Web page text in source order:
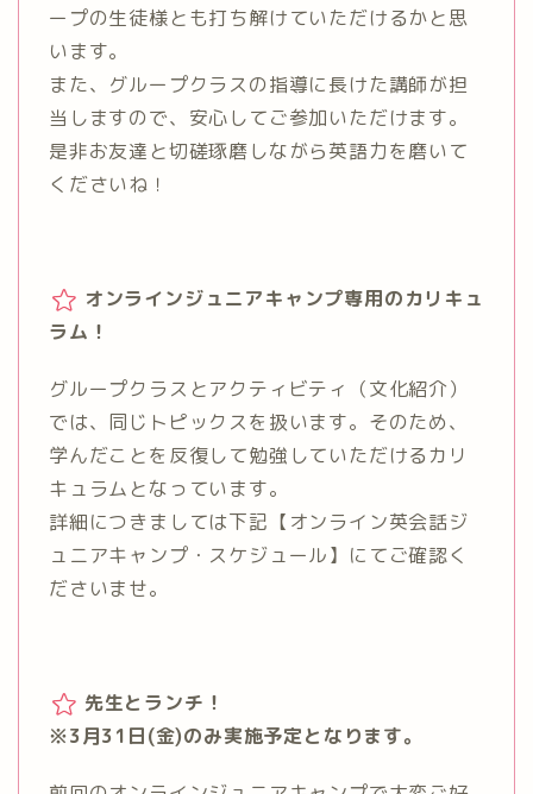
ープの生徒様とも打ち解けていただけるかと思
います。
また、グループクラスの指導に長けた講師が担
当しますので、安心してご参加いただけます。
是非お友達と切磋琢磨しながら英語力を磨いて
くださいね！
オンラインジュニアキャンプ専用のカリキュ
ラム！
グループクラスとアクティビティ（文化紹介）
では、同じトピックスを扱います。そのため、
学んだことを反復して勉強していただけるカリ
キュラムとなっています。
詳細につきましては下記【オンライン英会話ジ
ュニアキャンプ・スケジュール】にてご確認く
ださいませ。
先生とランチ！
※3月31日(金)のみ実施予定となります。